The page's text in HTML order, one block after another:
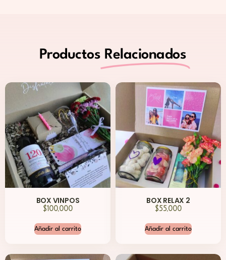
Productos Relacionados
BOX VINPOS
$100,000
Añadir al carrito
BOX RELAX 2
$55,000
Añadir al carrito